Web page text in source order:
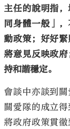
主任的說明指
同身體一般」
動政策；好好
將意見反映政
持和諧穩定。
會談中亦談到關
關愛隊的成立
將政府政策貫